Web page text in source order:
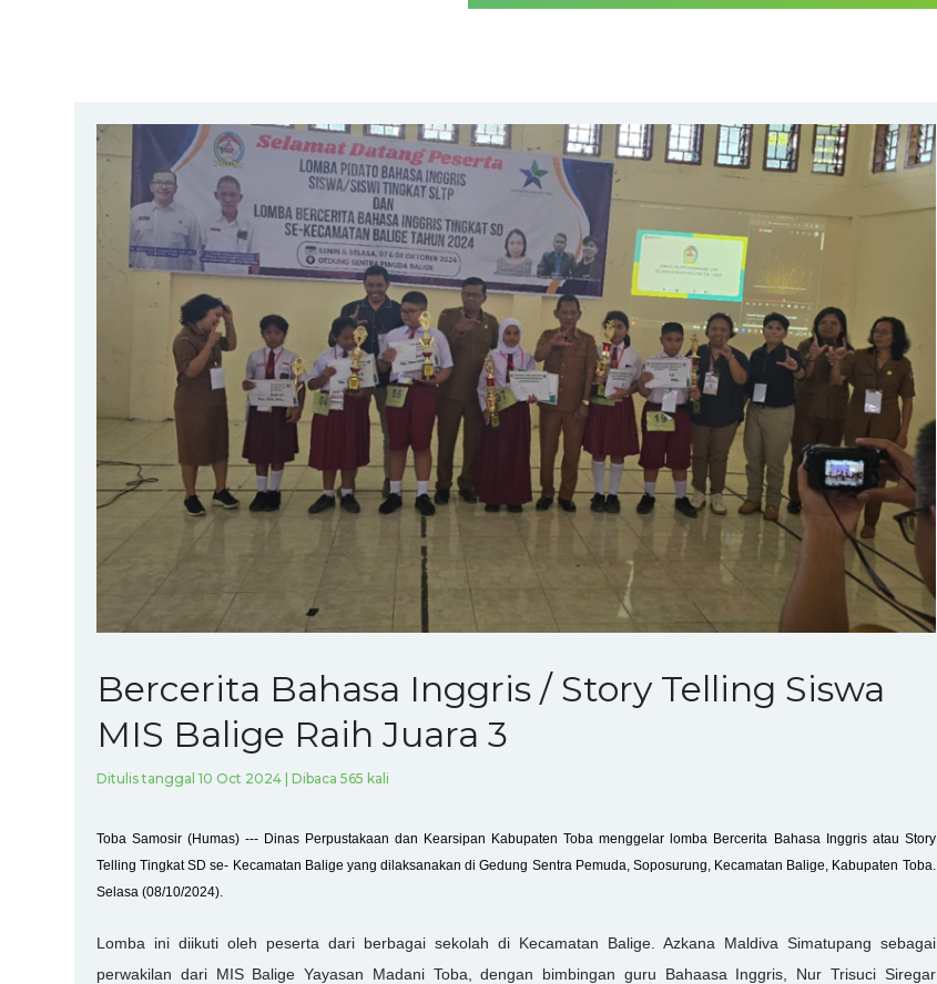
Bercerita Bahasa Inggris / Story Telling Siswa
MIS Balige Raih Juara 3
Ditulis tanggal 10 Oct 2024 | Dibaca 565 kali
Toba Samosir (Humas) --- Dinas Perpustakaan dan Kearsipan Kabupaten Toba menggelar lomba Bercerita Bahasa Inggris atau Story
Telling Tingkat SD se- Kecamatan Balige yang dilaksanakan di Gedung Sentra Pemuda, Soposurung, Kecamatan Balige, Kabupaten Toba.
Selasa (08/10/2024).
Lomba ini diikuti oleh peserta dari berbagai sekolah di Kecamatan Balige. Azkana Maldiva Simatupang sebagai
perwakilan dari MIS Balige Yayasan Madani Toba, dengan bimbingan guru Bahaasa Inggris, Nur Trisuci Siregar